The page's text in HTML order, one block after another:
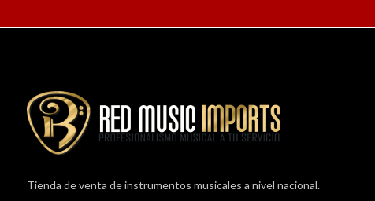
Tienda de venta de instrumentos musicales a nivel nacional.